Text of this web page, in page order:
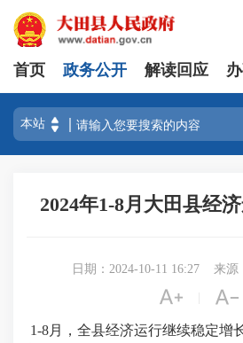
首页 政务公开 解读回应
2024年1-8月大田县经
日期：2024-10-11 16:27 来源
 
1-8月，全县经济运行继续稳定增